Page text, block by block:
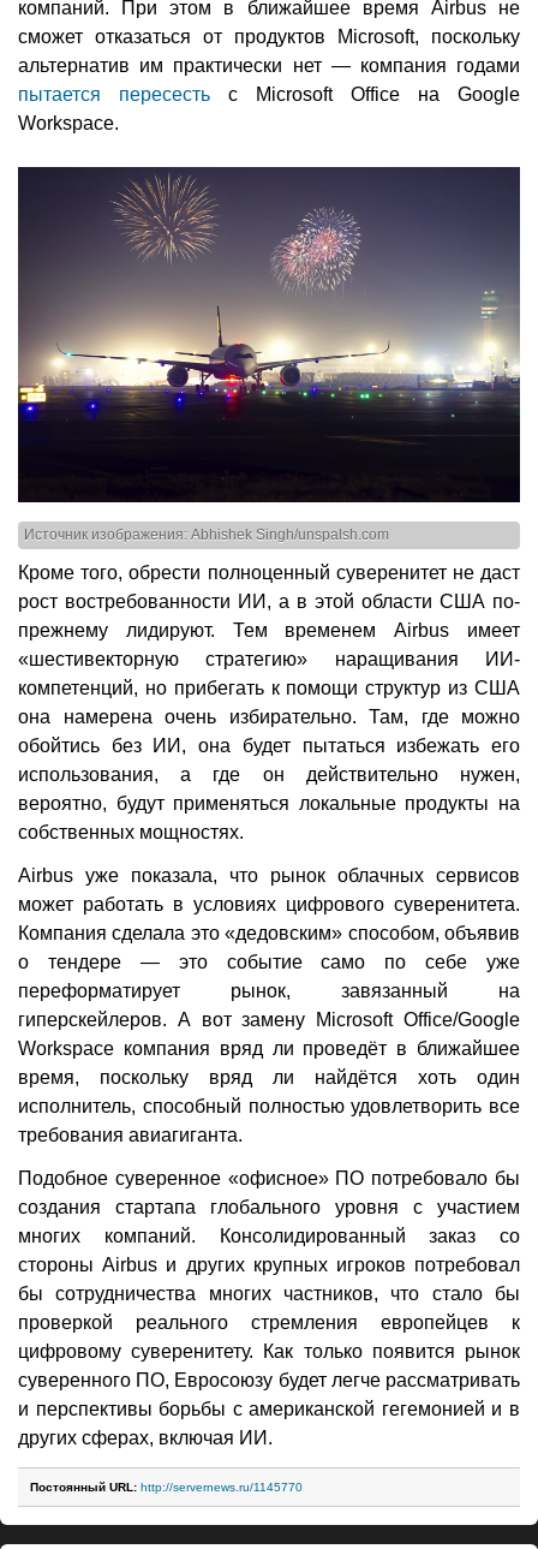
компаний. При этом в ближайшее время Airbus не
сможет отказаться от продуктов Microsoft, поскольку
альтернатив им практически нет — компания годами
пытается пересесть с Microsoft Office на Google
Workspace.
Источник изображения: Abhishek Singh/unspalsh.com
Кроме того, обрести полноценный суверенитет не даст
рост востребованности ИИ, а в этой области США по-
прежнему лидируют. Тем временем Airbus имеет
«шестивекторную стратегию» наращивания ИИ-
компетенций, но прибегать к помощи структур из США
она намерена очень избирательно. Там, где можно
обойтись без ИИ, она будет пытаться избежать его
использования, а где он действительно нужен,
вероятно, будут применяться локальные продукты на
собственных мощностях.
Airbus уже показала, что рынок облачных сервисов
может работать в условиях цифрового суверенитета.
Компания сделала это «дедовским» способом, объявив
о тендере — это событие само по себе уже
переформатирует рынок, завязанный на
гиперскейлеров. А вот замену Microsoft Office/Google
Workspace компания вряд ли проведёт в ближайшее
время, поскольку вряд ли найдётся хоть один
исполнитель, способный полностью удовлетворить все
требования авиагиганта.
Подобное суверенное «офисное» ПО потребовало бы
создания стартапа глобального уровня с участием
многих компаний. Консолидированный заказ со
стороны Airbus и других крупных игроков потребовал
бы сотрудничества многих частников, что стало бы
проверкой реального стремления европейцев к
цифровому суверенитету. Как только появится рынок
суверенного ПО, Евросоюзу будет легче рассматривать
и перспективы борьбы с американской гегемонией и в
других сферах, включая ИИ.
Постоянный URL: http://servernews.ru/1145770